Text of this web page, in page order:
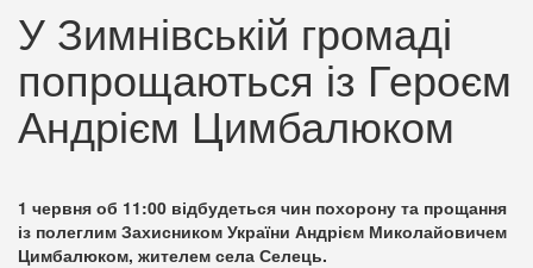
У Зимнівській громаді
попрощаються із Героєм
Андрієм Цимбалюком
1 червня об 11:00 відбудеться чин похорону та прощання
із полеглим Захисником України Андрієм Миколайовичем
Цимбалюком, жителем села Селець.